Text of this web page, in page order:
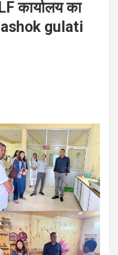
कार्यालय का
ashok gulati